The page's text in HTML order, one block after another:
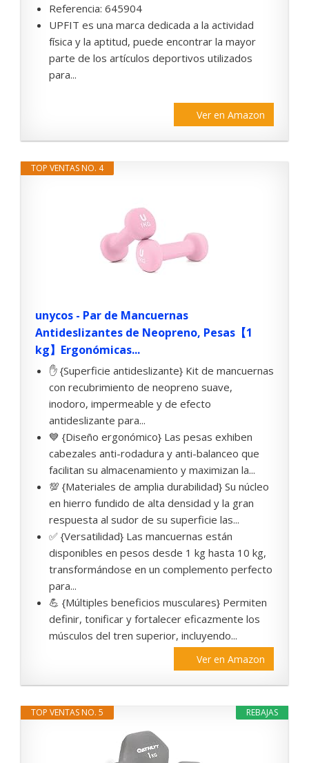
Referencia: 645904
UPFIT es una marca dedicada a la actividad
física y la aptitud, puede encontrar la mayor
parte de los artículos deportivos utilizados
para...
Ver en Amazon
TOP VENTAS NO. 4
unycos - Par de Mancuernas
Antideslizantes de Neopreno, Pesas【1
kg】Ergonómicas...
✋ {Superficie antideslizante} Kit de mancuernas
con recubrimiento de neopreno suave,
inodoro, impermeable y de efecto
antideslizante para...
💙 {Diseño ergonómico} Las pesas exhiben
cabezales anti-rodadura y anti-balanceo que
facilitan su almacenamiento y maximizan la...
💯 {Materiales de amplia durabilidad} Su núcleo
en hierro fundido de alta densidad y la gran
respuesta al sudor de su superficie las...
✅ {Versatilidad} Las mancuernas están
disponibles en pesos desde 1 kg hasta 10 kg,
transformándose en un complemento perfecto
para...
💪 {Múltiples beneficios musculares} Permiten
definir, tonificar y fortalecer eficazmente los
músculos del tren superior, incluyendo...
Ver en Amazon
REBAJAS
TOP VENTAS NO. 5